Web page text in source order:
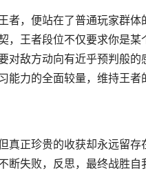
者，便站在了普通玩家群
，王者段位不仅要求你是
对敌方动向有近乎预判般
能力的全面较量，维持王者
真正珍贵的收获却永远留存
断失败，反思，最终战胜